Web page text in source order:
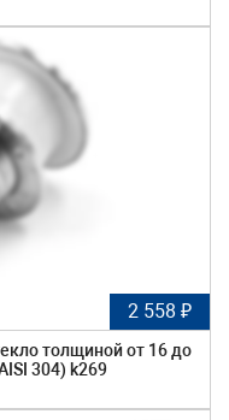
2 558 ₽
толщиной от 16 до
304) k269